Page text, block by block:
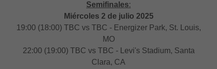
Semifinales:
Miércoles 2 de julio 2025
19:00 (18:00) TBC vs TBC - Energizer Park, St. Louis,
MO
22:00 (19:00) TBC vs TBC - Levi's Stadium, Santa
Clara, CA